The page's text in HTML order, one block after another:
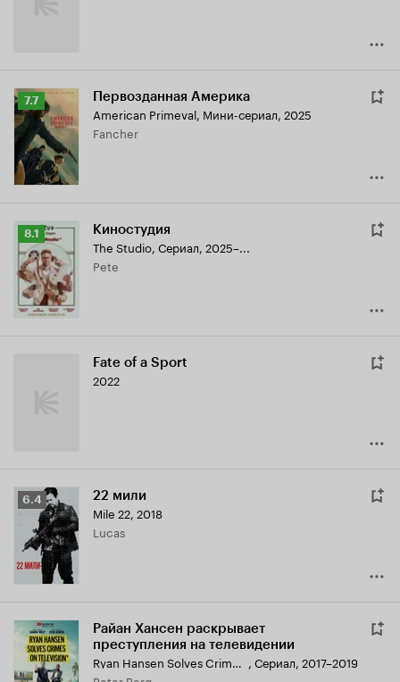
Рейтинг
Кинопоиска
7.7
7.7 Первозданная Америка
American Primeval, Мини-сериал, 2025
Fancher
Рейтинг
Кинопоиска
8.1
8.1 Киностудия
The Studio, Сериал, 2025–...
Pete
Fate of a Sport
2022
Рейтинг
Кинопоиска
6.4
6.4 22 мили
Mile 22, 2018
Lucas
Райан Хансен раскрывает
преступления на телевидении
Ryan Hansen Solves Crimes on Television , Сериал, 2017–2019